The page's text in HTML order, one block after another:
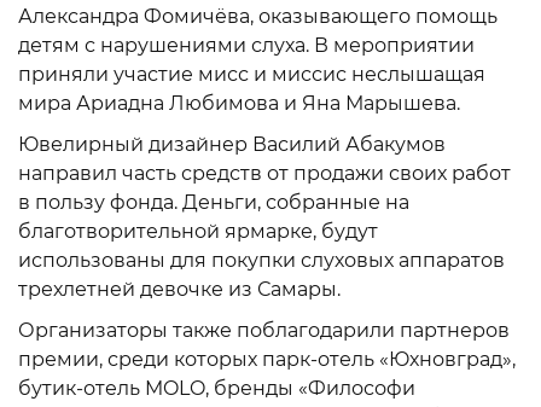
Александра Фомичёва, оказывающего помощь
детям с нарушениями слуха. В мероприятии
приняли участие мисс и миссис неслышащая
мира Ариадна Любимова и Яна Марышева.
Ювелирный дизайнер Василий Абакумов
направил часть средств от продажи своих работ
в пользу фонда. Деньги, собранные на
благотворительной ярмарке, будут
использованы для покупки слуховых аппаратов
трехлетней девочке из Самары.
Организаторы также поблагодарили партнеров
премии, среди которых парк-отель «Юхновград»,
бутик-отель MOLO, бренды «Философи